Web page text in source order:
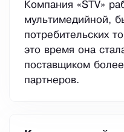
Компания «STV»
мультимедийной,
потребительских
это время она
поставщиком
партнеров.